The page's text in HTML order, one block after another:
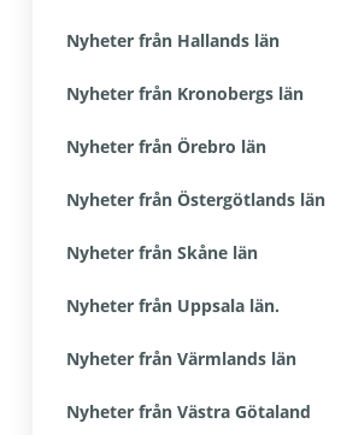
Nyheter från Hallands län
Nyheter från Kronobergs län
Nyheter från Örebro län
Nyheter från Östergötlands län
Nyheter från Skåne län
Nyheter från Uppsala län.
Nyheter från Värmlands län
Nyheter från Västra Götaland